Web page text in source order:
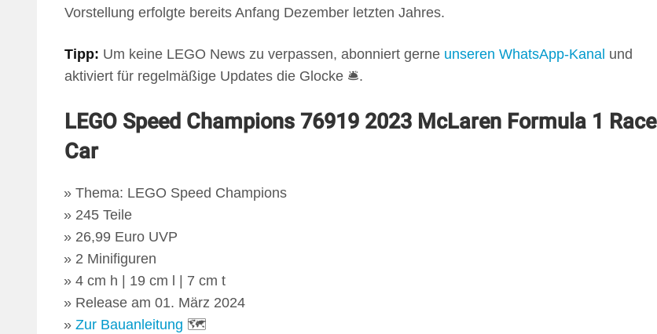
Vorstellung erfolgte bereits Anfang Dezember letzten Jahres.
Tipp: Um keine LEGO News zu verpassen, abonniert gerne unseren WhatsApp-Kanal und
aktiviert für regelmäßige Updates die Glocke 🛎️.
LEGO Speed Champions 76919 2023 McLaren Formula 1 Race
Car
Thema: LEGO Speed Champions
245 Teile
26,99 Euro UVP
2 Minifiguren
4 cm h | 19 cm l | 7 cm t
Release am 01. März 2024
Zur Bauanleitung 🗺